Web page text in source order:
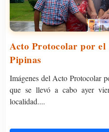
Acto Protocolar por el
Pipinas
Imágenes del Acto Protocolar
que se llevó a cabo ayer
localidad....